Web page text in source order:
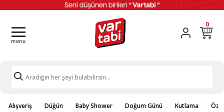
0
Alışveriş Düğün Baby Shower Doğum Günü Kutlama